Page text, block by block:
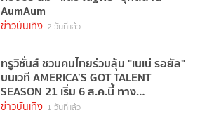
AumAum
ข่าวบันเทิง 2 วันที่แล้ว
ทรูวิชั่นส์ ชวนคนไทยร่วมลุ้น "เนเน่ รอยัล"
บนเวที AMERICA’S GOT TALENT
SEASON 21 เริ่ม 6 ส.ค.นี้ ทาง
TrueVisions NOW
ข่าวบันเทิง 1 วันที่แล้ว